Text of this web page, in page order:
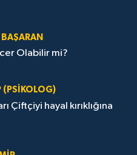
Olabilir mi?
(PSIKOLOG)
Çiftçiyi hayal kırıklığına